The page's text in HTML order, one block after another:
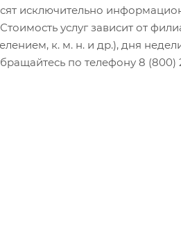
исключительно
услуг зависит от
к. м. н. и др.), дня
по телефону 8 (800)